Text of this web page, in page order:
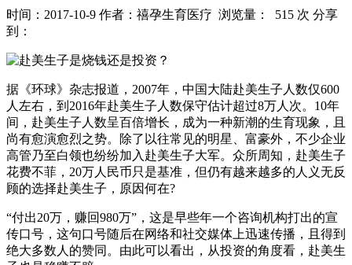
时间：2017-10-9 作者：禧孕生育医疗 浏览量： 515 次 分享
到：
据《环球》杂志报道，2007年，中国大陆赴美生子人数仅600
人左右，到2016年赴美生子人数保守估计超过8万人次。10年
间，赴美生子人数呈百倍增长，成为一种新潮的生育现象，且
尚有愈演愈烈之势。除了以往常见的明星、富豪外，不少企业
高管乃至白领也纷纷加入赴美生子大军。众所周知，赴美生子
花费不菲，20万人民币只是基准，但仍有越来越多的人义无反
顾的选择赴美生子，原因何在?
“付出20万，赚回980万”，这是早些年一个咨询机构打出的宣
传口号，这句口号随后在网络和社交媒体上迅速传播，且得到
绝大多数人的赞同。由此可以看出，从投资的角度看，赴美生